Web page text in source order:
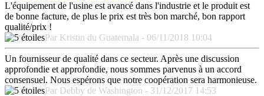
L'équipement de l'usine est avancé dans l'industrie et le produit est
de bonne facture, de plus le prix est très bon marché, bon rapport
qualité/prix !
Par Kristin du Guatemala - 06/11/2018 10:04
Un fournisseur de qualité dans ce secteur. Après une discussion
approfondie et approfondie, nous sommes parvenus à un accord
consensuel. Nous espérons que notre coopération sera harmonieuse.
Par Debby de Washington - 31/12/2017 14:53